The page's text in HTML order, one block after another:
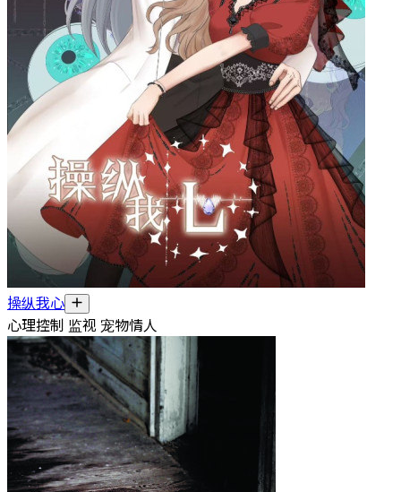
操纵我心
心理控制 监视 宠物情人